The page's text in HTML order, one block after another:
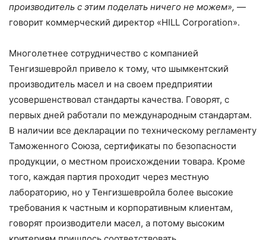
производитель с этим поделать ничего не можем», —
говорит коммерческий директор «HILL Corporation».
Многолетнее сотрудничество с компанией
Тенгизшевройл привело к тому, что шымкентский
производитель масел и на своем предприятии
усовершенствовал стандарты качества. Говорят, с
первых дней работали по международным стандартам.
В наличии все декларации по техническому регламенту
Таможенного Союза, сертификаты по безопасности
продукции, о местном происхождении товара. Кроме
того, каждая партия проходит через местную
лабораторию, но у Тенгизшевройла более высокие
требования к частным и корпоративным клиентам,
говорят производители масел, а потому высоким